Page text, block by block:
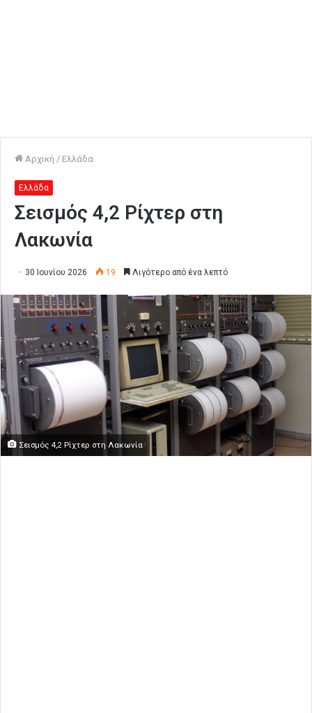
Αρχική / Ελλάδα
Ελλάδα
Σεισμός 4,2 Ρίχτερ στη
Λακωνία
30 Ιουνίου 2026 19 Λιγότερο από ένα λεπτό
Σεισμός 4,2 Ρίχτερ στη Λακωνία